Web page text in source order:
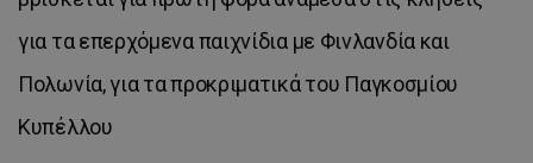
για τα επερχόμενα παιχνίδια με Φινλανδία και
Πολωνία, για τα προκριματικά του Παγκοσμίου
Κυπέλλου